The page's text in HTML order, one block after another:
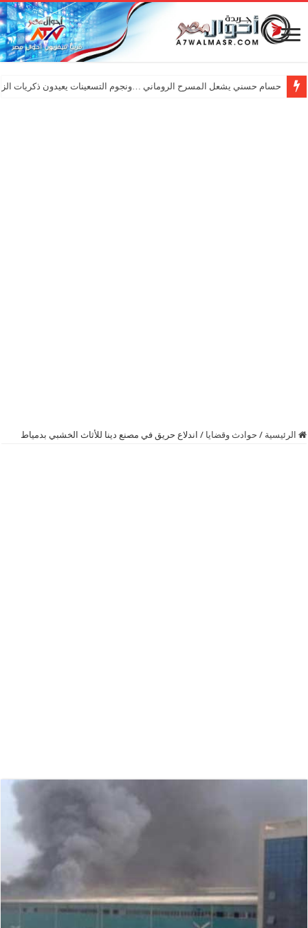
حسام حسني يشعل المسرح الروماني …ونجوم التسعينات يعيدون ذكريات
الرئيسية / حوادث وقضايا / اندلاع حريق في مصنع دينا للأثاث الخشبي بدمياط